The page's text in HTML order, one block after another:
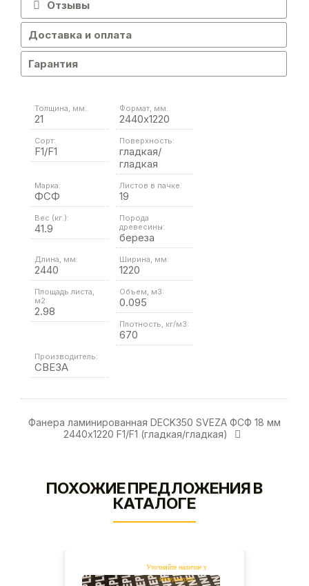
Отзывы
Доставка и оплата
Гарантия
Толщина, мм:
21
Формат, мм:
2440х1220
Сорт:
F1/F1
Поверхность:
гладкая/
гладкая
Марка:
ФСФ
Листов в пачке:
19
Вес (кг.):
41.9
Порода
древесины:
береза
Длина, мм:
2440
Ширина, мм:
1220
Площадь листа,
м2:
2.98
Объем, м3:
0.095
Плотность, кг/м3:
670
Производитель:
СВЕЗА
Фанера ламинированная DЕCK350 SVEZA ФСФ 18 мм
2440х1220 F1/F1 (гладкая/гладкая)
ПОХОЖИЕ ПРЕДЛОЖЕНИЯ В
КАТАЛОГЕ